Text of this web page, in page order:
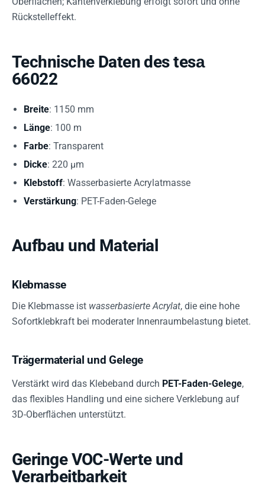
Rückstelleffekt.
Technische Daten des tesа
66022
Breite: 1150 mm
Länge: 100 m
Farbe: Transparent
Dicke: 220 µm
Klebstoff: Wasserbasierte Acrylatmasse
Verstärkung: PET-Faden-Gelege
Aufbau und Material
Klebmasse
Die Klebmasse ist wasserbasierte Acrylat, die eine hohe
Sofortklebkraft bei moderater Innenraumbelastung bietet.
Trägermaterial und Gelege
Verstärkt wird das Klebeband durch PET-Faden-Gelege,
das flexibles Handling und eine sichere Verklebung auf
3D-Oberflächen unterstützt.
Geringe VOC-Werte und
Verarbeitbarkeit